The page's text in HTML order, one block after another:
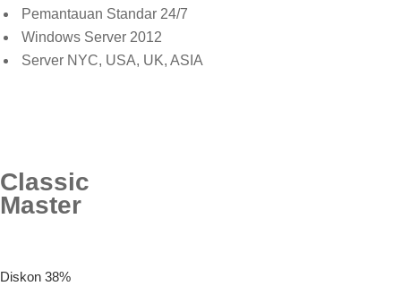
Pemantauan Standar 24/7
Windows Server 2012
Server NYC, USA, UK, ASIA
Classic
Master
Diskon 38%